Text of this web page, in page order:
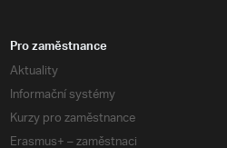
Pro zaměstnance
Aktuality
Informační systémy
Kurzy pro zaměstnance
Erasmus+ – zaměstnaci